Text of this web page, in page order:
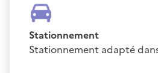
Stationnement
Stationnement adapté